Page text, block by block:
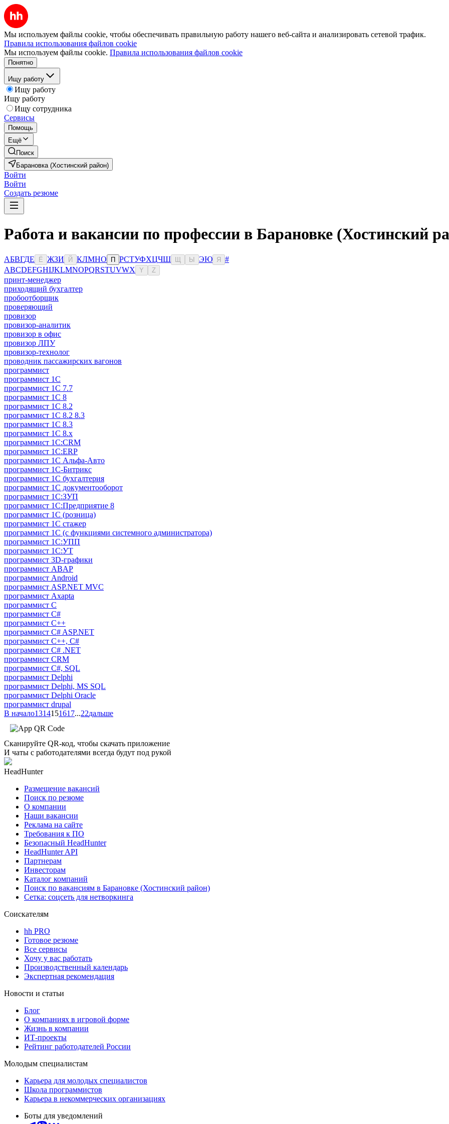
Мы используем файлы cookie, чтобы обеспечивать правильную работу нашего веб-сайта и анализировать сетевой трафик.
Правила использования файлов cookie
Мы используем файлы cookie. Правила использования файлов cookie
Понятно
Ищу работу
Ищу работу
Ищу работу
Ищу сотрудника
Сервисы
Помощь
Ещё
Поиск
Барановка (Хостинский район)
Войти
Войти
Создать резюме
Работа и вакансии по профессии в Барановке (Хостинский
АБВГДЕ Ё ЖЗИ Й КЛМНО П РСТУФХЦЧШ Ы ЭЮ Я
#
ABCDEFGHIJKLMNOPQRSTUVWX Y Z
принт-менеджер
приходящий бухгалтер
пробоотборщик
проверяющий
провизор
провизор-аналитик
провизор в офис
провизор ЛПУ
провизор-технолог
проводник пассажирских вагонов
программист
программист 1C
программист 1C 7.7
программист 1C 8
программист 1C 8.2
программист 1С 8.2 8.3
программист 1С 8.3
программист 1С 8.х
программист 1С:CRM
программист 1С:ERP
программист 1С Альфа-Авто
программист 1С-Битрикс
программист 1С бухгалтерия
программист 1С документооборот
программист 1С:ЗУП
программист 1С:Предприятие 8
программист 1С (розница)
программист 1С стажер
программист 1С (с функциями системного администратора)
программист 1С:УПП
программист 1С:УТ
программист 3D-графики
программист ABAP
программист Android
программист ASP.NET MVC
программист Axapta
программист C
программист C#
программист C++
программист C# ASP.NET
программист C++, C#
программист C# .NET
программист CRM
программист C#, SQL
программист Delphi
программист Delphi, MS SQL
программист Delphi Oracle
программист drupal
В начало1314151617...22дальше
Сканируйте QR-код, чтобы скачать приложение
И чаты с работодателями всегда будут под рукой
HeadHunter
Размещение вакансий
Поиск по резюме
О компании
Наши вакансии
Реклама на сайте
Требования к ПО
Безопасный HeadHunter
HeadHunter API
Партнерам
Инвесторам
Каталог компаний
Поиск по вакансиям в Барановке (Хостинский район)
Сетка: соцсеть для нетворкинга
Соискателям
hh PRO
Готовое резюме
Все сервисы
Хочу у вас работать
Производственный календарь
Экспертная рекомендация
Новости и статьи
Блог
О компаниях в игровой форме
Жизнь в компании
ИТ-проекты
Рейтинг работодателей России
Молодым специалистам
Карьера для молодых специалистов
Школа программистов
Карьера в некоммерческих организациях
Боты для уведомлений